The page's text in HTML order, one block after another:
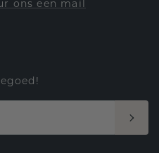
ons een mail